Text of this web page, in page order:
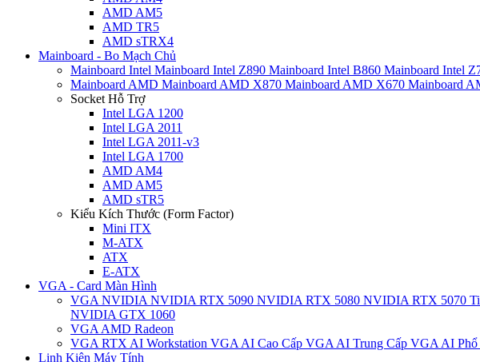
AMD AM5
AMD TR5
AMD sTRX4
Mainboard - Bo Mạch Chủ
Mainboard Intel Mainboard Intel Z890 Mainboard Intel B860 Mainboard Intel
Mainboard AMD Mainboard AMD X870 Mainboard AMD X670 Mainboard
Socket Hỗ Trợ
Intel LGA 1200
Intel LGA 2011
Intel LGA 2011-v3
Intel LGA 1700
AMD AM4
AMD AM5
AMD sTR5
Kiểu Kích Thước (Form Factor)
Mini ITX
M-ATX
ATX
E-ATX
VGA - Card Màn Hình
VGA NVIDIA NVIDIA RTX 5090 NVIDIA RTX 5080 NVIDIA RTX 5070 Ti
NVIDIA GTX 1060
VGA AMD Radeon
VGA RTX AI Workstation VGA AI Cao Cấp VGA AI Trung Cấp VGA AI Phổ
Linh Kiện Máy Tính